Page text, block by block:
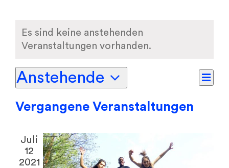
Es sind keine anstehenden
Veranstaltungen vorhanden.
Liste
Anstehende
wählen.
Vergangene Veranstaltungen
Juli
12
2021